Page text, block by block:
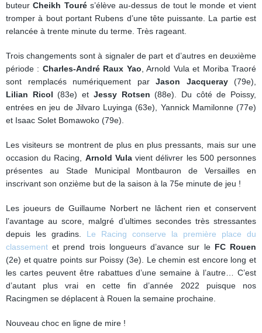
buteurCheikh Tourés’élève au-dessus de tout le monde et vient
tromper à bout portant Rubens d’une tête puissante. La partie est
relancée à trente minute du terme. Très rageant.
Trois changements sont à signaler de part et d’autres en deuxième
période : Charles-André Raux Yao , Arnold Vula et Moriba Traoré
sont remplacés numériquement par Jason Jacqueray(79e),
Lilian Ricol (83e) et Jessy Rotsen (88e). Du côté de Poissy,
entrées en jeu de Jilvaro Luyinga (63e), Yannick Mamilonne (77e)
et Isaac Solet Bomawoko (79e).
Les visiteurs se montrent de plus en plus pressants, mais sur une
occasion du Racing, Arnold Vulavient délivrer les 500 personnes
présentes au Stade Municipal Montbauron de Versailles en
inscrivant son onzième but de la saison à la 75e minute de jeu !
Les joueurs de Guillaume Norbert ne lâchent rien et conservent
l’avantage au score, malgré d’ultimes secondes très stressantes
depuis les gradins. Le Racing conserve la première place du
classement et prend trois longueurs d’avance sur le FC Rouen
(2e) et quatre points sur Poissy (3e). Le chemin est encore long et
les cartes peuvent être rabattues d’une semaine à l’autre… C’est
d’autant plus vrai en cette fin d’année 2022 puisque nos
Racingmen se déplacent à Rouen la semaine prochaine.
Nouveau choc en ligne de mire !